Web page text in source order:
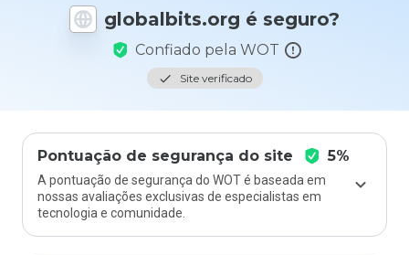
globalbits.org é seguro?
Confiado pela WOT
Site verificado
Pontuação de segurança do site 5%
A pontuação de segurança do WOT é baseada em
nossas avaliações exclusivas de especialistas em
tecnologia e comunidade.